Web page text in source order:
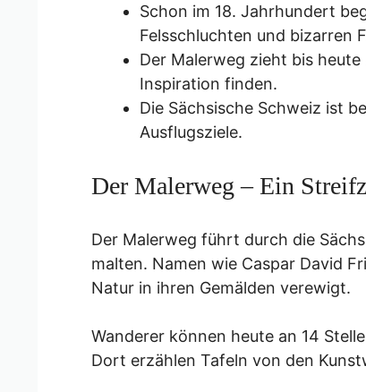
Schon im 18. Jahrhundert
Felsschluchten und bizarren
Der Malerweg zieht bis
Inspiration finden.
Die Sächsische Schweiz ist
Ausflugsziele.
Der Malerweg – Ein
Der Malerweg führt durch die
malten. Namen wie Caspar David
Natur in ihren Gemälden verewigt.
Wanderer können heute an 14
Dort erzählen Tafeln von den